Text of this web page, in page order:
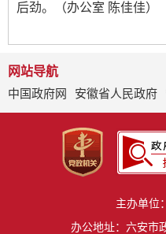
后劲。（办公室 陈佳佳）
网站导航
中国政府网
安徽省人民政府
主办单位
办公地址：六安市